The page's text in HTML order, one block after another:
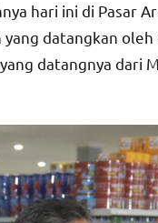
hari ini di Pasar
datangkan
datangnya dari